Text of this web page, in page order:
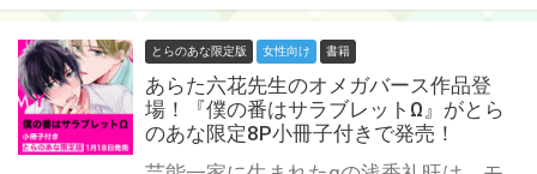
とらのあな限定版 女性向け 書籍
あらた六花先生のオメガバース作品登
場！『僕の番はサラブレットΩ』がとら
のあな限定8P小冊子付きで発売！